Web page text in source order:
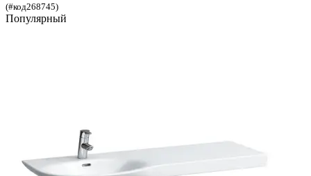
(#код268745)
Популярный